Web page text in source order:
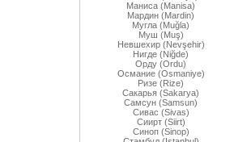
Маниса (Manisa)
Мардин (Mardin)
Мугла (Muğla)
Муш (Muş)
Невшехир (Nevşehir)
Нигде (Niğde)
Орду (Ordu)
Османие (Osmaniye)
Ризе (Rize)
Сакарья (Sakarya)
Самсун (Samsun)
Сивас (Sivas)
Сиирт (Siirt)
Синоп (Sinop)